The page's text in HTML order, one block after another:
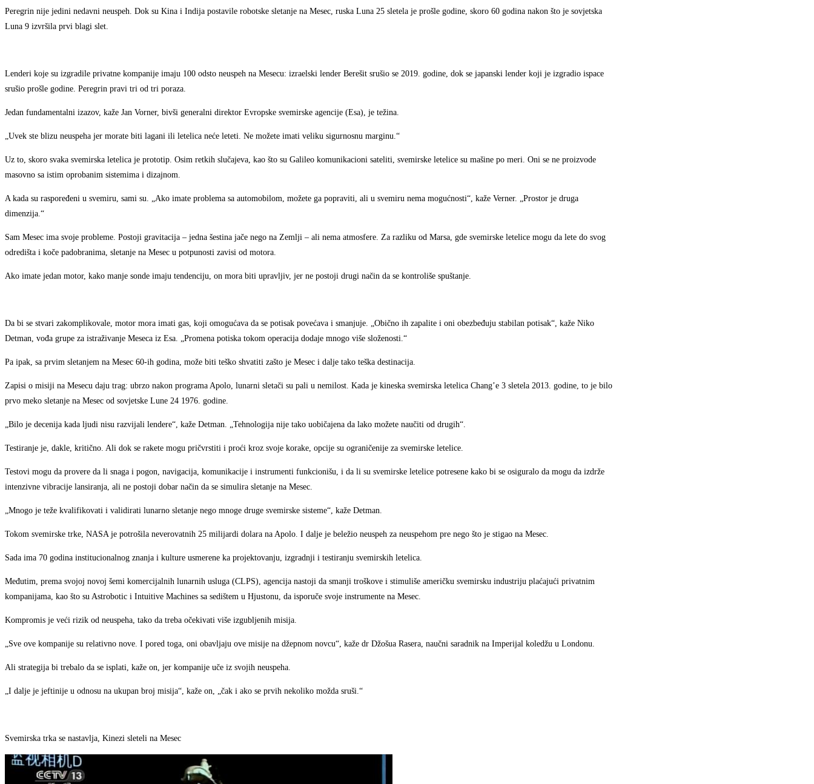
Peregrin nije jedini nedavni neuspeh. Dok su Kina i Indija postavile robotske sletanje na Mesec, ruska Luna 25 sletela je prošle godine, skoro 60 godina nakon što je sovjetska
Luna 9 izvršila prvi blagi slet.
Lenderi koje su izgradile privatne kompanije imaju 100 odsto neuspeh na Mesecu: izraelski lender Berešit srušio se 2019. godine, dok se japanski lender koji je izgradio ispace
srušio prošle godine. Peregrin pravi tri od tri poraza.
Jedan fundamentalni izazov, kaže Jan Vorner, bivši generalni direktor Evropske svemirske agencije (Esa), je težina.
„Uvek ste blizu neuspeha jer morate biti lagani ili letelica neće leteti. Ne možete imati veliku sigurnosnu marginu.“
Uz to, skoro svaka svemirska letelica je prototip. Osim retkih slučajeva, kao što su Galileo komunikacioni sateliti, svemirske letelice su mašine po meri. Oni se ne proizvode
masovno sa istim oprobanim sistemima i dizajnom.
A kada su raspoređeni u svemiru, sami su. „Ako imate problema sa automobilom, možete ga popraviti, ali u svemiru nema mogućnosti“, kaže Verner. „Prostor je druga
dimenzija.“
Sam Mesec ima svoje probleme. Postoji gravitacija – jedna šestina jače nego na Zemlji – ali nema atmosfere. Za razliku od Marsa, gde svemirske letelice mogu da lete do svog
odredišta i koče padobranima, sletanje na Mesec u potpunosti zavisi od motora.
Ako imate jedan motor, kako manje sonde imaju tendenciju, on mora biti upravljiv, jer ne postoji drugi način da se kontroliše spuštanje.
Da bi se stvari zakomplikovale, motor mora imati gas, koji omogućava da se potisak povećava i smanjuje. „Obično ih zapalite i oni obezbeđuju stabilan potisak“, kaže Niko
Detman, vođa grupe za istraživanje Meseca iz Esa. „Promena potiska tokom operacija dodaje mnogo više složenosti.“
Pa ipak, sa prvim sletanjem na Mesec 60-ih godina, može biti teško shvatiti zašto je Mesec i dalje tako teška destinacija.
Zapisi o misiji na Mesecu daju trag: ubrzo nakon programa Apolo, lunarni sletači su pali u nemilost. Kada je kineska svemirska letelica Chang’e 3 sletela 2013. godine, to je bilo
prvo meko sletanje na Mesec od sovjetske Lune 24 1976. godine.
„Bilo je decenija kada ljudi nisu razvijali lendere“, kaže Detman. „Tehnologija nije tako uobičajena da lako možete naučiti od drugih“.
Testiranje je, dakle, kritično. Ali dok se rakete mogu pričvrstiti i proći kroz svoje korake, opcije su ograničenije za svemirske letelice.
Testovi mogu da provere da li snaga i pogon, navigacija, komunikacije i instrumenti funkcionišu, i da li su svemirske letelice potresene kako bi se osiguralo da mogu da izdrže
intenzivne vibracije lansiranja, ali ne postoji dobar način da se simulira sletanje na Mesec.
„Mnogo je teže kvalifikovati i validirati lunarno sletanje nego mnoge druge svemirske sisteme“, kaže Detman.
Tokom svemirske trke, NASA je potrošila neverovatnih 25 milijardi dolara na Apolo. I dalje je beležio neuspeh za neuspehom pre nego što je stigao na Mesec.
Sada ima 70 godina institucionalnog znanja i kulture usmerene ka projektovanju, izgradnji i testiranju svemirskih letelica.
Međutim, prema svojoj novoj šemi komercijalnih lunarnih usluga (CLPS), agencija nastoji da smanji troškove i stimuliše američku svemirsku industriju plaćajući privatnim
kompanijama, kao što su Astrobotic i Intuitive Machines sa sedištem u Hjustonu, da isporuče svoje instrumente na Mesec.
Kompromis je veći rizik od neuspeha, tako da treba očekivati više izgubljenih misija.
„Sve ove kompanije su relativno nove. I pored toga, oni obavljaju ove misije na džepnom novcu“, kaže dr Džošua Rasera, naučni saradnik na Imperijal koledžu u Londonu.
Ali strategija bi trebalo da se isplati, kaže on, jer kompanije uče iz svojih neuspeha.
„I dalje je jeftinije u odnosu na ukupan broj misija“, kaže on, „čak i ako se prvih nekoliko možda sruši.“
Svemirska trka se nastavlja, Kinezi sleteli na Mesec